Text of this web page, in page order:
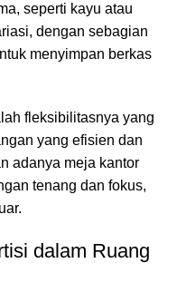
seperti kayu atau
dengan sebagian
menyimpan berkas
fleksibilitasnya yang
yang efisien dan
adanya meja kantor
tenang dan fokus,
dalam Ruang